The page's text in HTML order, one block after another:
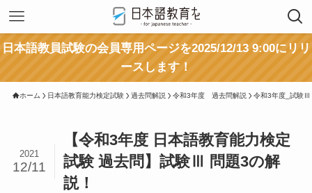
日本語教員試験の会員専用ページを2025/12/13 9:00にリリ
ースします！
ホーム 日本語教育能力検定試験 過去問解説 令和3年度 過去問解説 令和3年度_試験Ⅲ
【令和3年度 日本語教育能力検定
試験 過去問】試験Ⅲ 問題3の解
説！
2021
12/11